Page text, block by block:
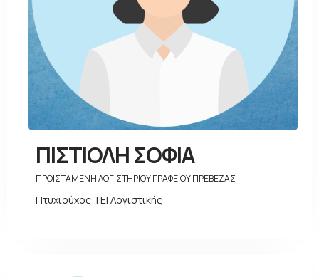
ΠΙΣΤΙΟΛΗ ΣΟΦΙΑ
ΠΡΟΙΣΤΑΜΕΝΗ ΛΟΓΙΣΤΗΡΙΟΥ ΓΡΑΦΕΙΟΥ ΠΡΕΒΕΖΑΣ
Πτυχιούχος ΤΕΙ Λογιστικής